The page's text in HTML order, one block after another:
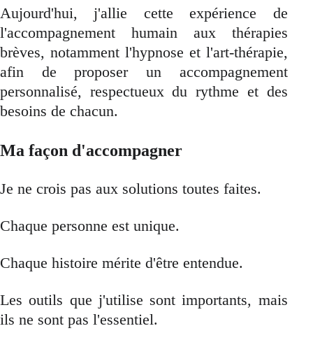
Aujourd'hui, j'allie cette expérience de
l'accompagnement humain aux thérapies
brèves, notamment l'hypnose et l'art-thérapie,
afin de proposer un accompagnement
personnalisé, respectueux du rythme et des
besoins de chacun.
Ma façon d'accompagner
Je ne crois pas aux solutions toutes faites.
Chaque personne est unique.
Chaque histoire mérite d'être entendue.
Les outils que j'utilise sont importants, mais
ils ne sont pas l'essentiel.